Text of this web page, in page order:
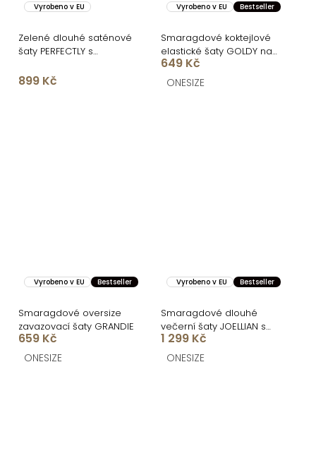
Vyrobeno v EU
Zelené dlouhé saténové
šaty PERFECTLY s
899 Kč
Vyrobeno v EU Bestseller
Smaragdové koktejlové
elastické šaty GOLDY na
zavazování
649 Kč
ONESIZE
Vyrobeno v EU Bestseller
Smaragdové oversize
zavazovací šaty GRANDIE
659 Kč
ONESIZE
Vyrobeno v EU Bestseller
Smaragdové dlouhé
večerní šaty JOELLIAN s
dlouhým rukávem
1 299 Kč
ONESIZE